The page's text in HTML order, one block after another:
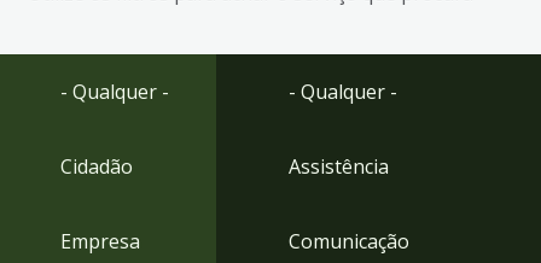
Ir
- Qualquer -
Cidadão
Empresa
- Qualquer -
Assistência
Comunicação